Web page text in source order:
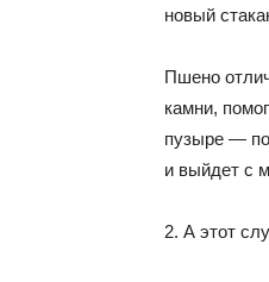
новый
Пшено
камни,
пузыре —
и выйдет с
2. А этот